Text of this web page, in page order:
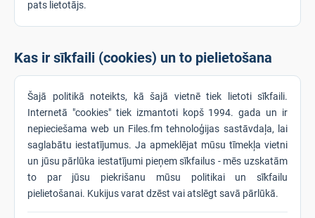
pats lietotājs.
Kas ir sīkfaili (cookies) un to pielietošana
Šajā politikā noteikts, kā šajā vietnē tiek lietoti sīkfaili.
Internetā "cookies" tiek izmantoti kopš 1994. gada un ir
nepieciešama web un Files.fm tehnoloģijas sastāvdaļa, lai
saglabātu iestatījumus. Ja apmeklējat mūsu tīmekļa vietni
un jūsu pārlūka iestatījumi pieņem sīkfailus - mēs uzskatām
to par jūsu piekrišanu mūsu politikai un sīkfailu
pielietošanai. Kukijus varat dzēst vai atslēgt savā pārlūkā.